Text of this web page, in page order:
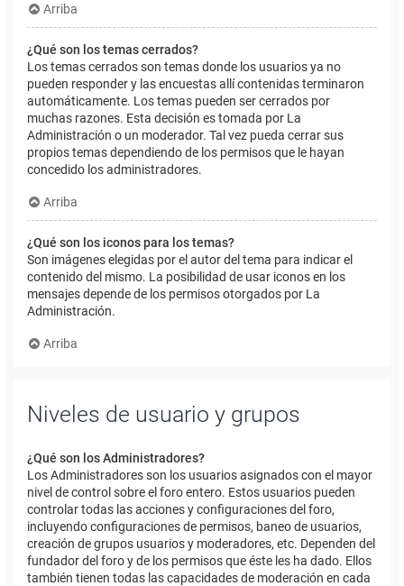
Arriba
¿Qué son los temas cerrados?
Los temas cerrados son temas donde los usuarios ya no
pueden responder y las encuestas allí contenidas terminaron
automáticamente. Los temas pueden ser cerrados por
muchas razones. Esta decisión es tomada por La
Administración o un moderador. Tal vez pueda cerrar sus
propios temas dependiendo de los permisos que le hayan
concedido los administradores.
Arriba
¿Qué son los iconos para los temas?
Son imágenes elegidas por el autor del tema para indicar el
contenido del mismo. La posibilidad de usar iconos en los
mensajes depende de los permisos otorgados por La
Administración.
Arriba
Niveles de usuario y grupos
¿Qué son los Administradores?
Los Administradores son los usuarios asignados con el mayor
nivel de control sobre el foro entero. Estos usuarios pueden
controlar todas las acciones y configuraciones del foro,
incluyendo configuraciones de permisos, baneo de usuarios,
creación de grupos usuarios y moderadores, etc. Dependen del
fundador del foro y de los permisos que éste les ha dado. Ellos
también tienen todas las capacidades de moderación en cada